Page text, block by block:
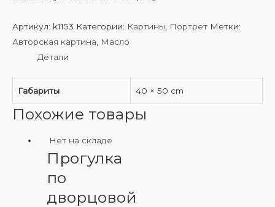
Артикул: k1153 Категории: Картины Портрет Метки:
Авторская картина
Масло
Детали
Габариты 40 × 50 cm
Похожие товары
Нет на складе
Прогулка
по
дворцовой